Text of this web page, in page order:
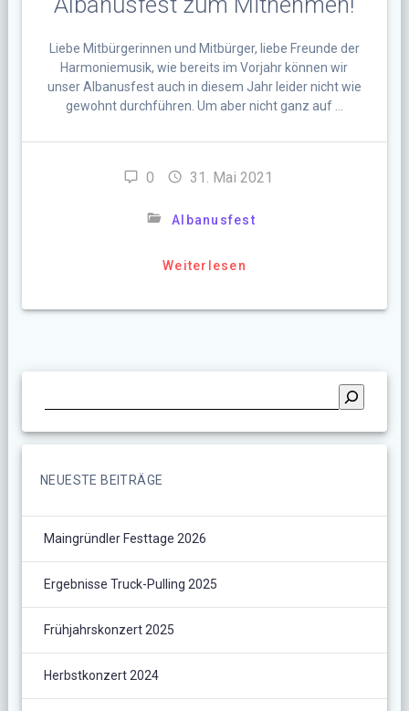
Liebe Mitbürgerinnen und Mitbürger, liebe Freunde der
Harmoniemusik, wie bereits im Vorjahr können wir
unser Albanusfest auch in diesem Jahr leider nicht wie
gewohnt durchführen. Um aber nicht ganz auf …
0 31. Mai 2021
Albanusfest
Weiterlesen
NEUESTE BEITRÄGE
Maingründler Festtage 2026
Ergebnisse Truck-Pulling 2025
Frühjahrskonzert 2025
Herbstkonzert 2024